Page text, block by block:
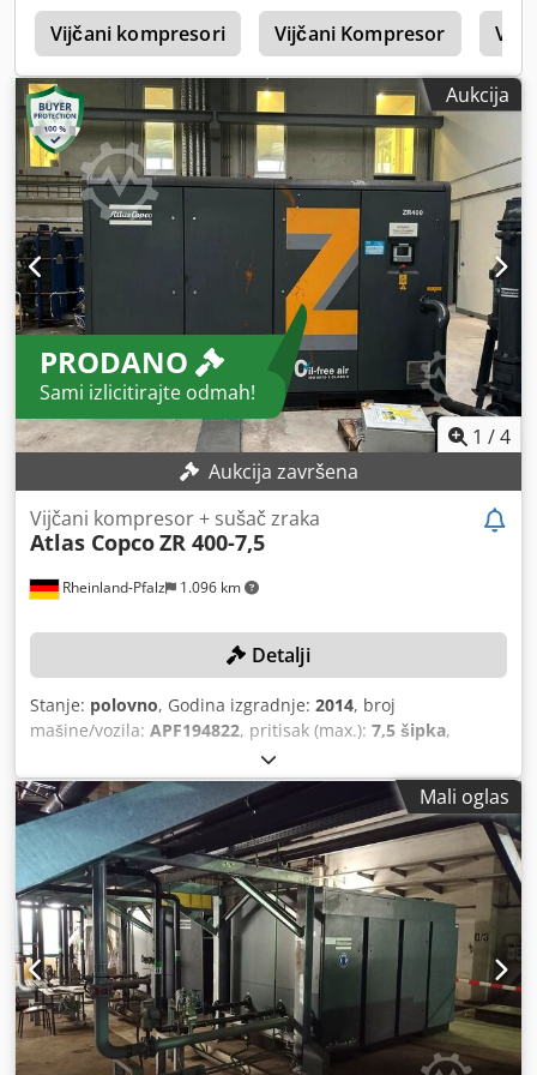
Vijčani kompresori Vijčani Kompresor
Aukcija
PRODANO
Sami izlicitirajte odmah!
1 /4
Aukcija završena
Rheinland-Pfalz 1.096 km
Vijčani kompresor + sušač zraka
Atlas CopcoZR 400-7,5
Detalji
Stanje: polovno, Godina izgradnje: 2014, broj
mašine/vozila: APF194822, pritisak (max.): 7,5 šipka,
maksimalna brzina okretanja:1.485 okret/min
Mali oglas